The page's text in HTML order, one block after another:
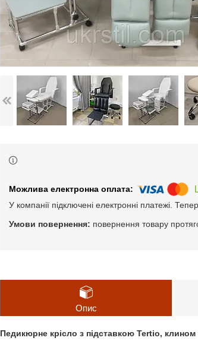
У компанії підключені електронні платежі.
повернення товару
Опис
Педикюрне крісло з підставкою Tertio, клином